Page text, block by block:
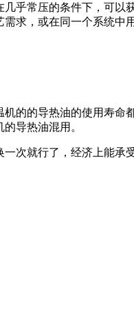
乎常压的条件下，可以
求，或在同一个系统中
的的导热油的使用寿命
导热油混用。
次就行了，经济上能承